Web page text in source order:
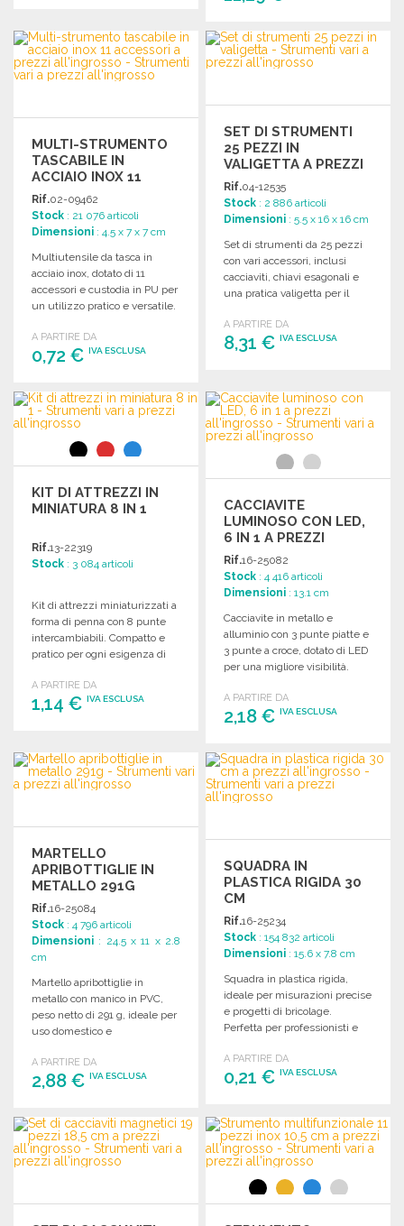
Richiedi un preventivo
ORDINARE
Richiedi un preventivo
MULTI-STRUMENTO
TASCABILE IN
ACCIAIO INOX 11
ACCESSORI
Rif.02-09462
Stock : 21 076 articoli
Dimensioni : 4.5 x 7 x 7 cm
Multiutensile da tasca in
acciaio inox, dotato di 11
accessori e custodia in PU per
un utilizzo pratico e versatile.
A PARTIRE DA
0,72 € IVA ESCLUSA
ORDINARE
Richiedi un preventivo
SET DI STRUMENTI
25 PEZZI IN
VALIGETTA A PREZZI
ALL'INGROSSO
Rif.04-12535
Stock : 2 886 articoli
Dimensioni : 5.5 x 16 x 16 cm
Set di strumenti da 25 pezzi
con vari accessori, inclusi
cacciaviti, chiavi esagonali e
una pratica valigetta per il
A PARTIRE DA
8,31 €IVA ESCLUSA
Richiedi un preventivo
KIT DI ATTREZZI IN
MINIATURA 8 IN 1
Rif.13-22319
Stock : 3 084 articoli
Kit di attrezzi miniaturizzati a
forma di penna con 8 punte
intercambiabili. Compatto e
pratico per ogni esigenza di
A PARTIRE DA
1,14 € IVA ESCLUSA
Richiedi un preventivo
CACCIAVITE
LUMINOSO CON LED,
6 IN 1 A PREZZI
ALL'INGROSSO
Rif.16-25082
Stock : 4 416 articoli
Dimensioni : 13.1 cm
Cacciavite in metallo e
alluminio con 3 punte piatte e
3 punte a croce, dotato di LED
per una migliore visibilità.
A PARTIRE DA
2,18 €IVA ESCLUSA
ORDINARE
Richiedi un preventivo
MARTELLO
APRIBOTTIGLIE IN
METALLO 291G
Rif.16-25084
Stock : 4 796 articoli
Dimensioni : 24.5 x 11 x 2.8
cm
Martello apribottiglie in
metallo con manico in PVC,
peso netto di 291 g, ideale per
uso domestico e
A PARTIRE DA
2,88 € IVA ESCLUSA
ORDINARE
Richiedi un preventivo
SQUADRA IN
PLASTICA RIGIDA 30
CM
Rif.16-25234
Stock : 154 832 articoli
Dimensioni : 15.6 x 7.8 cm
Squadra in plastica rigida,
ideale per misurazioni precise
e progetti di bricolage.
Perfetta per professionisti e
A PARTIRE DA
0,21 €IVA ESCLUSA
ORDINARE
Richiedi un preventivo